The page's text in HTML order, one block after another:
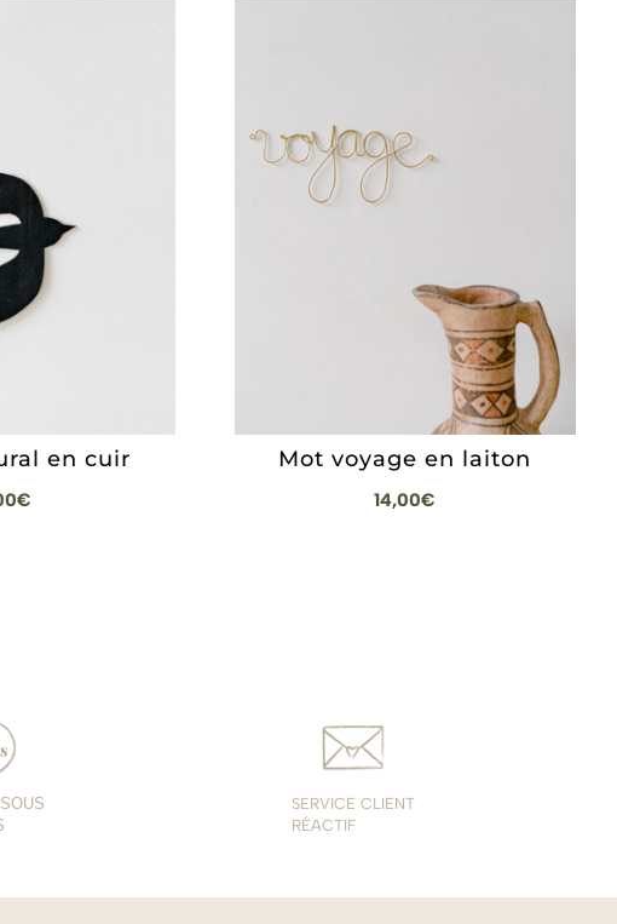
en cuir
€
Mot voyage en laiton
14,00€
SERVICE CLIENT
RÉACTIF